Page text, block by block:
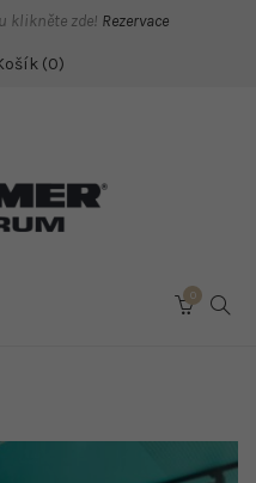
klikněte zde! Rezervace
0
0